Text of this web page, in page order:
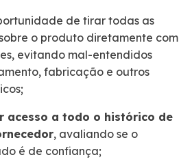
de tirar todas as
o produto diretamente com
evitando mal-entendidos
fabricação e outros
acesso a todo o histórico de
, avaliando se o
é de confiança;